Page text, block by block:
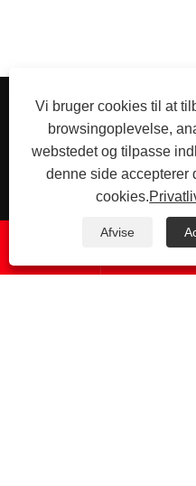
Om os
Kerneprodukter
Vi bruger cookies til at
browsingoplevelse,
webstedet og tilpasse
denne side accepterer
cookies.
Afvise